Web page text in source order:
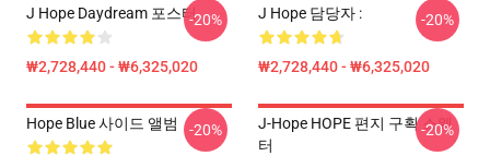
J Hope Daydream 포스터
₩2,728,440 - ₩6,325,020
-20% J Hope 담당자 :
₩2,728,440 - ₩6,325,020
-20%
Hope Blue 사이드 앨범 -20%
J-Hope HOPE 편지 구획 스웨
터
-20%